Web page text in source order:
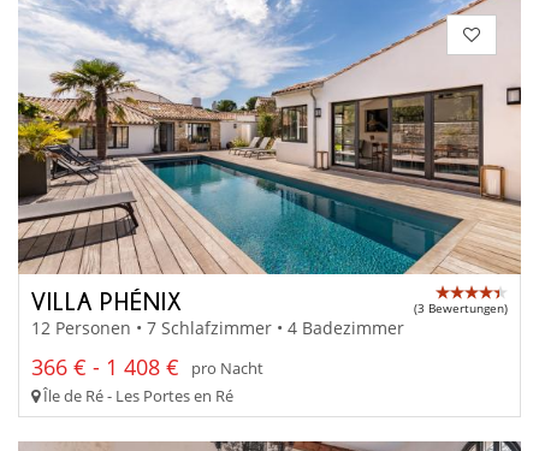
VILLA PHÉNIX (3 Bewertungen)
12 Personen • 7 Schlafzimmer • 4 Badezimmer
366 € - 1 408 €
pro Nacht
Île de Ré - Les Portes en Ré